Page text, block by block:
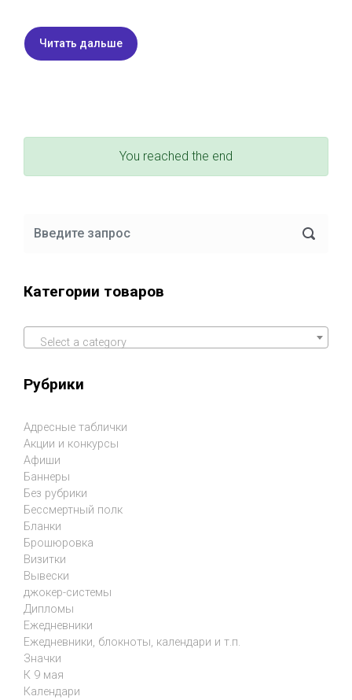
Читать дальше
You reached the end
Категории товаров
Select a category
Рубрики
Адресные таблички
Акции и конкурсы
Афиши
Баннеры
Без рубрики
Бессмертный полк
Бланки
Брошюровка
Визитки
Вывески
джокер-системы
Дипломы
Ежедневники
Ежедневники, блокноты, календари и т.п.
Значки
К 9 мая
Календари